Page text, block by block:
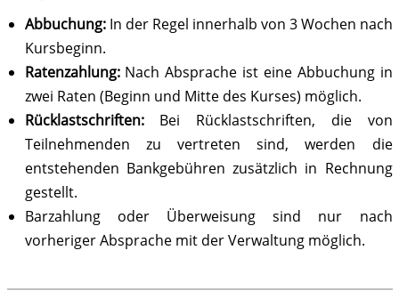
Abbuchung:In der Regel innerhalb von 3 Wochen nach
Kursbeginn.
Ratenzahlung:Nach Absprache ist eine Abbuchung in
zwei Raten (Beginn und Mitte des Kurses) möglich.
Rücklastschriften:Bei Rücklastschriften, die von
Teilnehmenden zu vertreten sind, werden die
entstehenden Bankgebühren zusätzlich in Rechnung
gestellt.
Barzahlung oder Überweisung sind nur nach
vorheriger Absprache mit der Verwaltung möglich.